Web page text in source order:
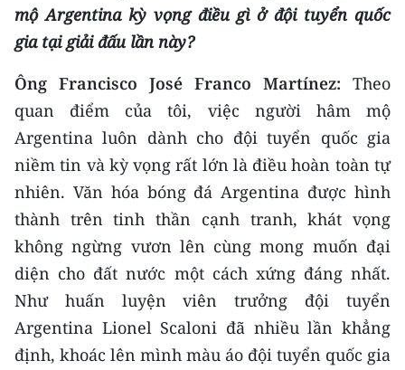
mộ Argentina kỳ vọng điều gì ở đội tuyển quốc
gia tại giải đấu lần này?
Ông Francisco José Franco Martínez: Theo
quan điểm của tôi, việc người hâm mộ
Argentina luôn dành cho đội tuyển quốc gia
niềm tin và kỳ vọng rất lớn là điều hoàn toàn tự
nhiên. Văn hóa bóng đá Argentina được hình
thành trên tinh thần cạnh tranh, khát vọng
không ngừng vươn lên cùng mong muốn đại
diện cho đất nước một cách xứng đáng nhất.
Như huấn luyện viên trưởng đội tuyển
Argentina Lionel Scaloni đã nhiều lần khẳng
định, khoác lên mình màu áo đội tuyển quốc gia